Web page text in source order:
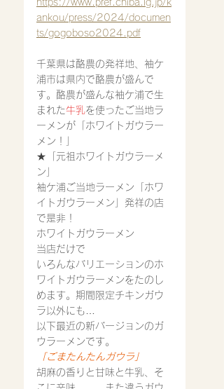
https://www.pref.chiba.lg.jp/k
ankou/press/2024/documen
ts/gogoboso2024.pdf
千葉県は酪農の発祥地、袖ケ
浦市は県内で酪農が盛んで
す。酪農が盛んな袖ケ浦で生
まれた牛乳を使ったご当地ラ
ーメンが「ホワイトガウラー
メン！」
★「元祖ホワイトガウラーメ
ン」
袖ケ浦ご当地ラーメン「ホワ
イトガウラーメン」発祥の店
で是非！
ホワイトガウラーメン
当店だけで
いろんなバリエーションのホ
ワイトガウラーメンをたのし
めます。期間限定チキンガウ
ラ以外にも…
以下最近の新バージョンのガ
ウラーメンです。
「ごまたんたんガウラ」
胡麻の香りと甘味と牛乳、そ